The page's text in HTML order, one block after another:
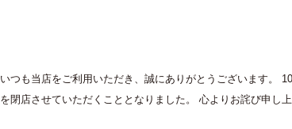
いつも当店をご利用いただき、誠にありがとうございます。
を閉店させていただくこととなりました。 心よりお詫び申し